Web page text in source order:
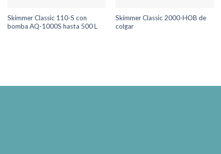
Skimmer Classic 110-S con
bomba AQ-1000S hasta 500 L
Skimmer Classic 2000-HOB de
colgar